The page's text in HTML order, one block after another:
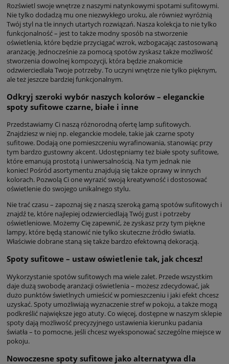
Rozświetl swoje wnętrze z naszymi natynkowymi spotami sufitowymi.
Nie tylko dodadzą mu one niezwykłego uroku, ale również wyróżnią
Twój styl na tle innych utartych rozwiązań. Nasza kolekcja to nie tylko
funkcjonalność – jest to także modny sposób na stworzenie
oświetlenia, które będzie przyciągać wzrok, wzbogacając zastosowaną
aranżację. Jednocześnie za pomocą spotów zyskasz także możliwość
stworzenia dowolnej kompozycji, która będzie znakomicie
odzwierciedlała Twoje potrzeby. To uczyni wnętrze nie tylko pięknym,
ale też jeszcze bardziej funkcjonalnym.
Odkryj szeroki wybór naszych kolorów – eleganckie
spoty sufitowe czarne, białe i inne
Przedstawiamy Ci naszą różnorodną ofertę lamp sufitowych.
Znajdziesz w niej np. eleganckie modele, takie jak czarne spoty
sufitowe. Dodają one pomieszczeniu wyrafinowania, stanowiąc przy
tym bardzo gustowny akcent. Udostępniamy też białe spoty sufitowe,
które emanują prostotą i uniwersalnością. Na tym jednak nie
koniec! Pośród asortymentu znajdują się także oprawy w innych
kolorach. Pozwolą Ci one wyrazić swoją kreatywność i dostosować
oświetlenie do swojego unikalnego stylu.
Nie trać czasu – zapoznaj się z naszą szeroką gamą spotów sufitowych i
znajdź te, które najlepiej odzwierciedlają Twój gust i potrzeby
oświetleniowe. Możemy Cię zapewnić, że zyskasz przy tym piękne
lampy, które będą stanowić nie tylko skuteczne źródło światła.
Właściwie dobrane staną się także bardzo efektowną dekoracją.
Spoty sufitowe – ustaw oświetlenie tak, jak chcesz!
Wykorzystanie spotów sufitowych ma wiele zalet. Przede wszystkim
daje dużą swobodę aranżacji oświetlenia – możesz zdecydować, jak
dużo punktów świetlnych umieścić w pomieszczeniu i jaki efekt chcesz
uzyskać. Spoty umożliwiają wyznaczenie stref w pokoju, a także mogą
podkreślić największe jego atuty. Co więcej, dostępne w naszym sklepie
spoty dają możliwość precyzyjnego ustawienia kierunku padania
światła – to pomocne, jeśli chcesz wyeksponować szczególne miejsce w
pokoju.
Nowoczesne spoty sufitowe jako alternatywa dla